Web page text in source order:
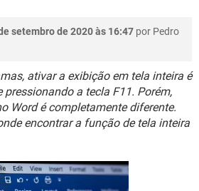
GMAIL
WHATSAPP
EXCEL
GMAIL
WHATSAPP
FACEBOOK
EXCEL
setembro de 2020 às 16:47 por Pedro
ativar a exibição em tela inteira é
a tecla F11. Porém,
Word é completamente diferente.
encontrar a função de tela inteira